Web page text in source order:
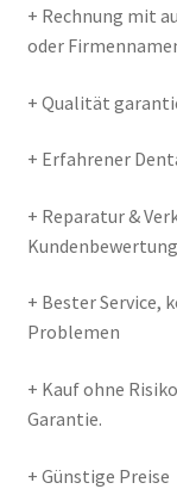
+ Rechnung mit
oder
+ Qualität
+ Erfahrener
+ Reparatur &
+ Bester Service,
Problemen
+ Kauf ohne
Garantie.
+ Günstige Preise